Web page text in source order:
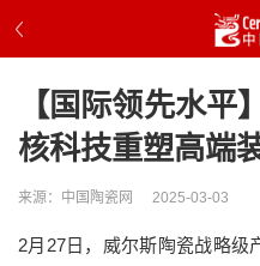
【国际领先水平
核科技重塑高端
来源：中国陶瓷网 2025-03-03
2月27日，威尔斯陶瓷战略级